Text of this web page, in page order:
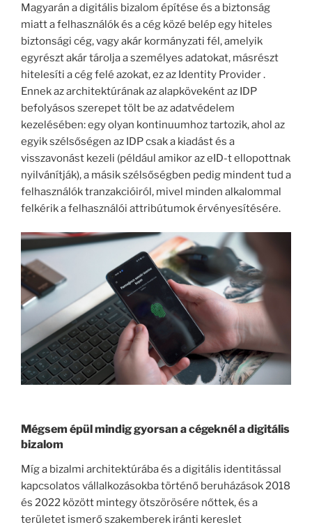
Magyarán a digitális bizalom építése és a biztonság
miatt a felhasználók és a cég közé belép egy hiteles
biztonsági cég, vagy akár kormányzati fél, amelyik
egyrészt akár tárolja a személyes adatokat, másrészt
hitelesíti a cég felé azokat, ez az Identity Provider .
Ennek az architektúrának az alapköveként az IDP
befolyásos szerepet tölt be az adatvédelem
kezelésében: egy olyan kontinuumhoz tartozik, ahol az
egyik szélsőségen az IDP csak a kiadást és a
visszavonást kezeli (például amikor az eID-t ellopottnak
nyilvánítják), a másik szélsőségben pedig mindent tud a
felhasználók tranzakcióiról, mivel minden alkalommal
felkérik a felhasználói attribútumok érvényesítésére.
Mégsem épül mindig gyorsan a cégeknél a digitális
bizalom
Míg a bizalmi architektúrába és a digitális identitással
kapcsolatos vállalkozásokba történő beruházások 2018
és 2022 között mintegy ötszörösére nőttek, és a
területet ismerő szakemberek iránti kereslet